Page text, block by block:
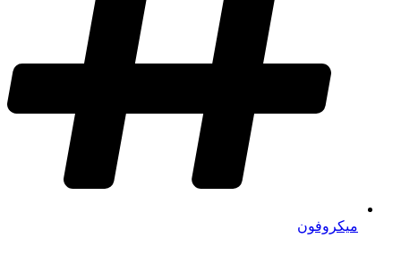
میکروفون